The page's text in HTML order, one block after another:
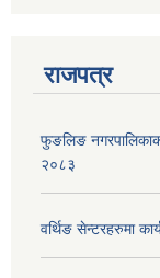
राजपत्र
फुङलिङ
२०८३
वर्थिङ सेन्टरहरुमा